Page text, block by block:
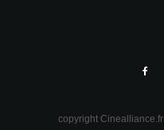
copyright